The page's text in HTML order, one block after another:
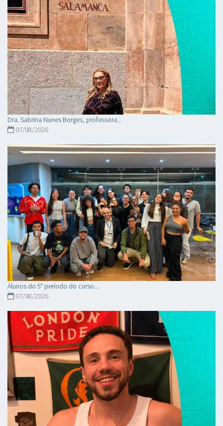
Dra. Sabrina Nunes Borges, professora...
07/08/2026
Alunos do 5° período do curso...
07/08/2026